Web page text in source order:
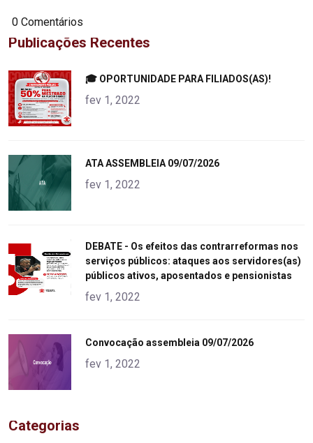
0 Comentários
Publicações Recentes
alt="product">
🎓 OPORTUNIDADE PARA FILIADOS(AS)!
fev 1, 2022
alt="product">
ATA ASSEMBLEIA 09/07/2026
fev 1, 2022
alt="product">
DEBATE - Os efeitos das contrarreformas nos
serviços públicos: ataques aos servidores(as)
públicos ativos, aposentados e pensionistas
fev 1, 2022
alt="product">
Convocação assembleia 09/07/2026
fev 1, 2022
Categorias